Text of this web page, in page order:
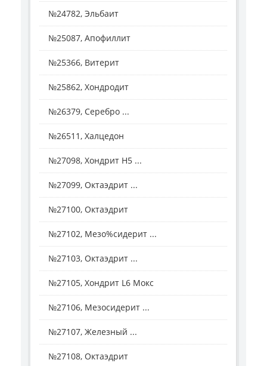
№24782, Эльбаит
№25087, Апофиллит
№25366, Витерит
№25862, Хондродит
№26379, Серебро ...
№26511, Халцедон
№27098, Хондрит H5 ...
№27099, Октаэдрит ...
№27100, Октаэдрит
№27102, Мезо%сидерит ...
№27103, Октаэдрит ...
№27105, Хондрит L6 Мокс
№27106, Мезосидерит ...
№27107, Железный ...
№27108, Октаэдрит